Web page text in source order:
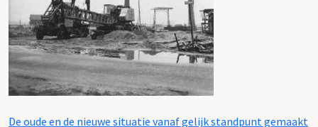
De oude en de nieuwe situatie vanaf gelijk standpunt gemaakt